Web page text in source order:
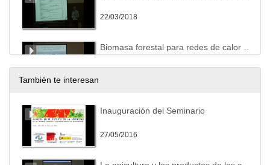
22/03/2018
También te interesan
Inauguración del Seminario
27/05/2016